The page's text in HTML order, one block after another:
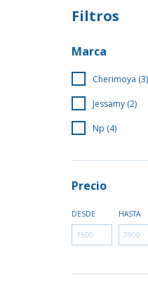
Filtros
Marca
Cherimoya (3)
Jessamy (2)
Np (4)
Precio
DESDE HASTA